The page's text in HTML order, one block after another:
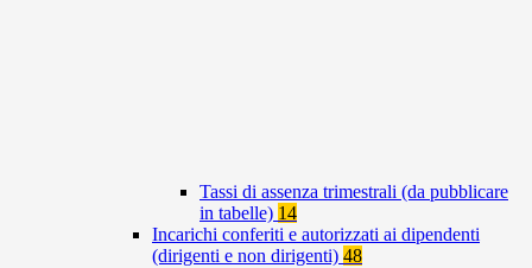
Tassi di assenza trimestrali (da pubblicare
in tabelle) 14
Incarichi conferiti e autorizzati ai dipendenti
(dirigenti e non dirigenti) 48